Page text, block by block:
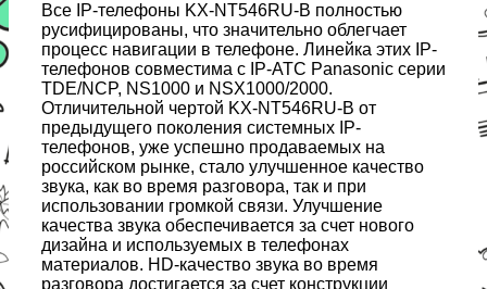
Все IP-телефоны KX-NT546RU-B полностью
русифицированы, что значительно облегчает
процесс навигации в телефоне. Линейка этих IP-
телефонов совместима с IP-АТС Panasonic серии
TDE/NCP, NS1000 и NSX1000/2000.
Отличительной чертой KX-NT546RU-B от
предыдущего поколения системных IP-
телефонов, уже успешно продаваемых на
российском рынке, стало улучшенное качество
звука, как во время разговора, так и при
использовании громкой связи. Улучшение
качества звука обеспечивается за счет нового
дизайна и используемых в телефонах
материалов. НD-качество звука во время
разговора достигается за счет конструкции